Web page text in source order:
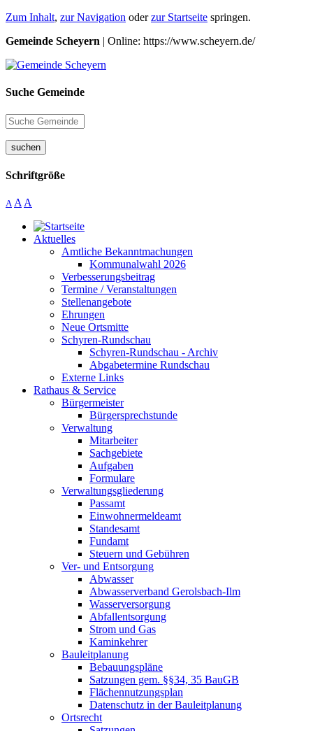
Zum Inhalt, zur Navigation oderzur Startseite springen.
Gemeinde Scheyern | Online: https://www.scheyern.de/
Suche Gemeinde
suchen
Schriftgröße
A A A
Aktuelles
Amtliche Bekanntmachungen
Kommunalwahl 2026
Verbesserungsbeitrag
Termine / Veranstaltungen
Stellenangebote
Ehrungen
Neue Ortsmitte
Schyren-Rundschau
Schyren-Rundschau - Archiv
Abgabetermine Rundschau
Externe Links
Rathaus & Service
Bürgermeister
Bürgersprechstunde
Verwaltung
Mitarbeiter
Sachgebiete
Aufgaben
Formulare
Verwaltungsgliederung
Passamt
Einwohnermeldeamt
Standesamt
Fundamt
Steuern und Gebühren
Ver- und Entsorgung
Abwasser
Abwasserverband Gerolsbach-Ilm
Wasserversorgung
Abfallentsorgung
Strom und Gas
Kaminkehrer
Bauleitplanung
Bebauungspläne
Satzungen gem. §§34, 35 BauGB
Flächennutzungsplan
Datenschutz in der Bauleitplanung
Ortsrecht